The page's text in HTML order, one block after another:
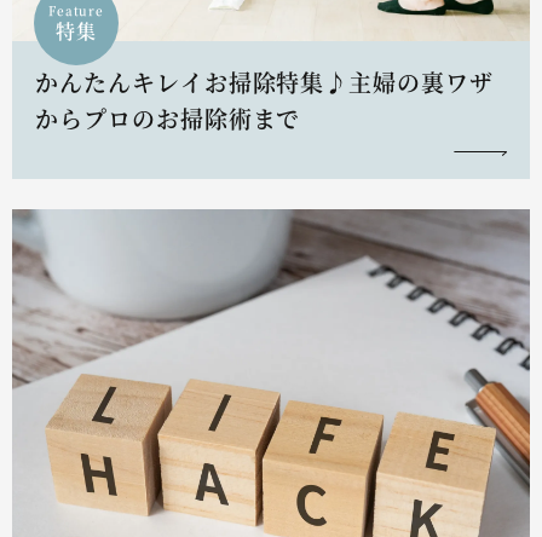
Feature
特集
かんたんキレイお掃除特集♪主婦の裏ワザ
からプロのお掃除術まで